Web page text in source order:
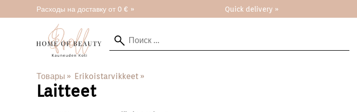
Расходы на доставку от 0 € » Quick delivery »
Товары ‪» Erikoistarvikkeet ‪»
Laitteet